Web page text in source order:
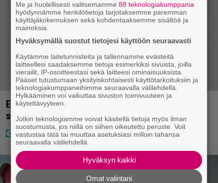
Elämäni biisin Katja Ståhlin roisi vitsi suututti
somen välittömästi
Me ja huolellisesti valitsemamme88 teknologiakumppania
hyödynnämme henkilötietoja tarjotaksemme paremman
käyttäjäkokemuksen sekä kohdentaaksemme sisältöä ja
mainoksia.
Hyväksymällä suostut tietojesi käyttöön seuraavasti
Käytämme laitetunnisteita ja tallennamme evästeitä
laitteellesi saadaksemme tietoja esimerkiksi sivuista, joilla
vierailit, IP-osoitteestasi sekä laitteesi ominaisuuksista.
Pääset tutustumaan yksityiskohtaisesti käyttötarkoituksiin ja
teknologiakumppaneihimme seuraavalla välilehdellä.
Hylkääminen voi vaikuttaa sivuston toimivuuteen ja
käytettävyyteen.
Jotkin teknologiamme voivat käsitellä tietoja myös ilman
suostumusta, jos niillä on siihen oikeutettu peruste. Voit
vastustaa tätä tai muuttaa asetuksiasi milloin tahansa
seuraavalla välilehdellä.
Hyväksyn kaikki
Omat valintani